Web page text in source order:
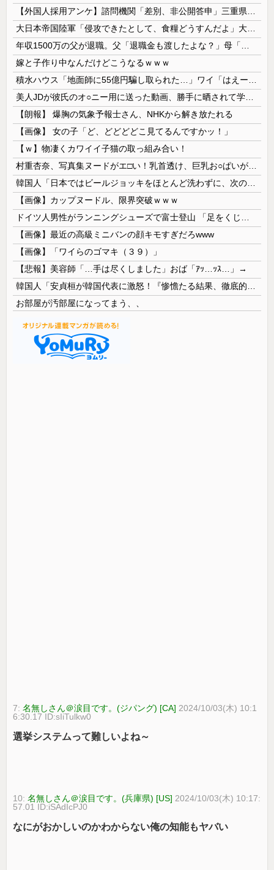
嫁と子作り中なんだけどこうなるｗｗｗ
【朗報】 爆胸の気象予報士さん、NHKから解き放たれる
【画像】 女の子「ど、どどどどこ見てるんですかッ！」
【ｗ】物凄くカワイイ子猫の取っ組み合い！
【画像】カップヌードル、限界突破ｗｗｗ
【画像】最近の高級ミニバンの顔キモすぎだろwww
【画像】「ワイらのゴマキ（３９）」
【悲報】美容師「…手は尽くしました」おば「ｱｯ…ｯｽ…」→
お部屋が汚部屋になってまう、、
7:名無しさん＠涙目です。(ジパング) [CA] 2024/10/03(木) 10:1
6:30.17 ID:sIiTulkw0
選挙システムって難しいよね～
10:名無しさん＠涙目です。(兵庫県) [US] 2024/10/03(木) 10:17:
57.01 ID:iSAdIcPJ0
なにがおかしいのかわからない俺の知能もヤバい